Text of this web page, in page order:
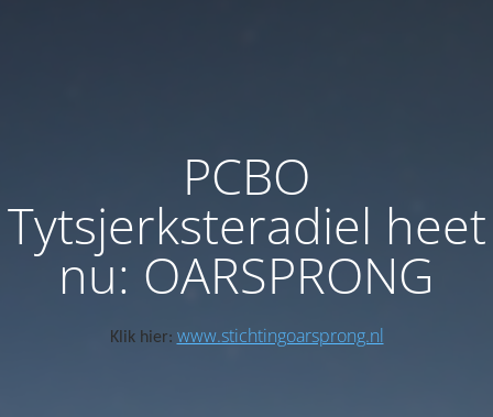
PCBO
Tytsjerksteradiel heet
nu: OARSPRONG
Klik hier: www.stichtingoarsprong.nl